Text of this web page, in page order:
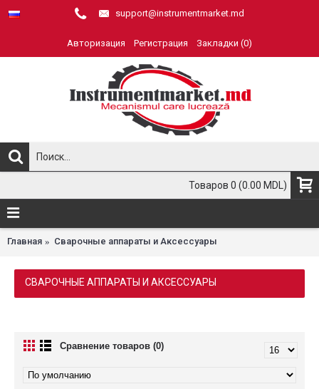
support@instrumentmarket.md
Авторизация Регистрация Закладки (0)
Товаров 0 (0.00 MDL)
Главная Сварочные аппараты и Аксессуары
СВАРОЧНЫЕ АППАРАТЫ И АКСЕССУАРЫ
Сравнение товаров (0)